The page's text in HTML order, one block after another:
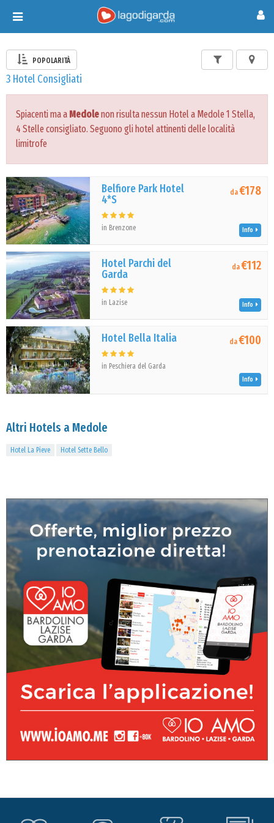
Toggle
navigation
POPOLARITÀ
3 Hotel Consigliati
Spiacenti ma a Medolenon risulta nessun Hotel a Medole 1 Stella,
4 Stelle consigliato. Seguono gli hotel attinenti delle località
limitrofe
Belfiore Park Hotel
4*S
in Brenzone
da€178
Info
Hotel Parchi del
Garda
in Lazise
da€112
Info
Hotel Bella Italia
in Peschiera del Garda
da€100
Info
Altri Hotels a Medole
Hotel La Pieve Hotel Sette Bello